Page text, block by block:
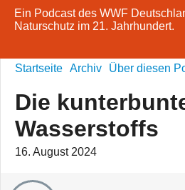
Ein Podcast des WWF
Naturschutz im 21. Jahrhundert.
Startseite Archiv Über diesen
Die
Wasserstoffs
16. August 2024